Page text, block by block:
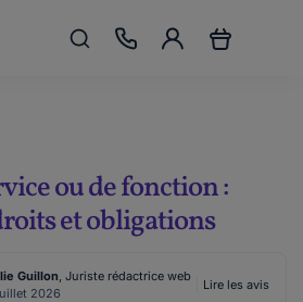
ou de fonction :
et obligations
Guillon, Juriste rédactrice web
2026
Lire les avis